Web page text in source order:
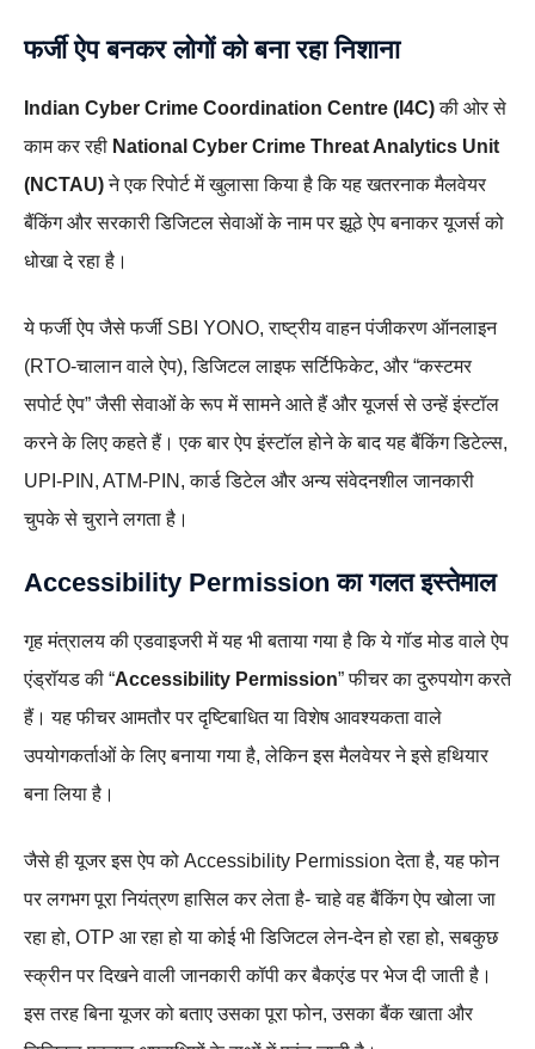
फर्जी ऐप बनकर लोगों को बना रहा निशाना
Indian Cyber Crime Coordination Centre (I4C)की ओर से
काम कर रही National Cyber Crime Threat Analytics Unit
(NCTAU)ने एक रिपोर्ट में खुलासा किया है कि यह खतरनाक मैलवेयर
बैंकिंग और सरकारी डिजिटल सेवाओं के नाम पर झूठे ऐप बनाकर यूजर्स को
धोखा दे रहा है।
ये फर्जी ऐप जैसे फर्जी SBI YONO, राष्ट्रीय वाहन पंजीकरण ऑनलाइन
(RTO‑चालान वाले ऐप), डिजिटल लाइफ सर्टिफिकेट, और “कस्टमर
सपोर्ट ऐप” जैसी सेवाओं के रूप में सामने आते हैं और यूजर्स से उन्हें इंस्टॉल
करने के लिए कहते हैं। एक बार ऐप इंस्टॉल होने के बाद यह बैंकिंग डिटेल्स,
UPI‑PIN, ATM‑PIN, कार्ड डिटेल और अन्य संवेदनशील जानकारी
चुपके से चुराने लगता है।
Accessibility Permission का गलत इस्तेमाल
गृह मंत्रालय की एडवाइजरी में यह भी बताया गया है कि ये गॉड मोड वाले ऐप
एंड्रॉयड की “Accessibility Permission” फीचर का दुरुपयोग करते
हैं। यह फीचर आमतौर पर दृष्टिबाधित या विशेष आवश्यकता वाले
उपयोगकर्ताओं के लिए बनाया गया है, लेकिन इस मैलवेयर ने इसे हथियार
बना लिया है।
जैसे ही यूजर इस ऐप को Accessibility Permission देता है, यह फोन
पर लगभग पूरा नियंत्रण हासिल कर लेता है- चाहे वह बैंकिंग ऐप खोला जा
रहा हो, OTP आ रहा हो या कोई भी डिजिटल लेन‑देन हो रहा हो, सबकुछ
स्क्रीन पर दिखने वाली जानकारी कॉपी कर बैकएंड पर भेज दी जाती है।
इस तरह बिना यूजर को बताए उसका पूरा फोन, उसका बैंक खाता और